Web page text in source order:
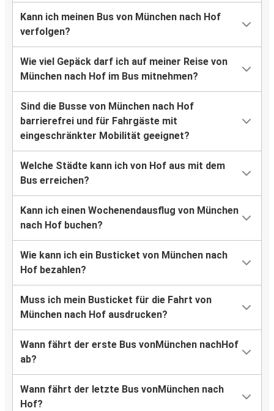
Kann ich meinen Bus von München nach Hof
verfolgen?
Wie viel Gepäck darf ich auf meiner Reise von
München nach Hof im Bus mitnehmen?
Sind die Busse von München nach Hof
barrierefrei und für Fahrgäste mit
eingeschränkter Mobilität geeignet?
Welche Städte kann ich von Hof aus mit dem
Bus erreichen?
Kann ich einen Wochenendausflug von München
nach Hof buchen?
Wie kann ich ein Busticket von München nach
Hof bezahlen?
Muss ich mein Busticket für die Fahrt von
München nach Hof ausdrucken?
Wann fährt der erste Bus vonMünchen nachHof
ab?
Wann fährt der letzte Bus vonMünchen nach
Hof?